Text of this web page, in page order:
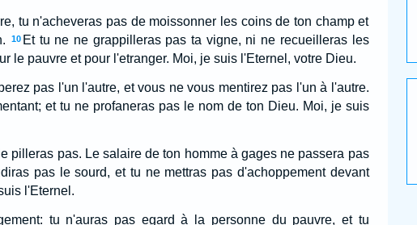
tu n'acheveras pas de moissonner les coins de ton champ et
10 Et tu ne ne grappilleras pas ta vigne, ni ne recueilleras les
le pauvre et pour l'etranger. Moi, je suis l'Eternel, votre Dieu.
pas l'un l'autre, et vous ne vous mentirez pas l'un à l'autre.
et tu ne profaneras pas le nom de ton Dieu. Moi, je suis
pilleras pas. Le salaire de ton homme à gages ne passera pas
pas le sourd, et tu ne mettras pas d'achoppement devant
l'Eternel.
tu n'auras pas egard à la personne du pauvre, et tu